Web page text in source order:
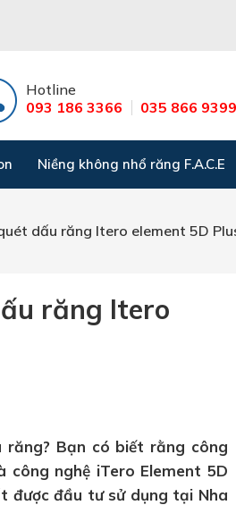
Hotline
093 186 3366
035 866 9399
Niềng không nhổ răng F.A.C.E
dấu răng Itero element 5D
răng Itero
Bạn có biết rằng công
nghệ iTero Element 5D
được đầu tư sử dụng tại Nha